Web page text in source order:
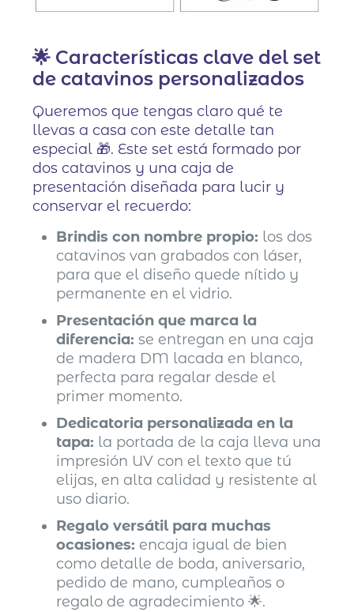
🌟 Características clave del set
de catavinos personalizados
Queremos que tengas claro qué te
llevas a casa con este detalle tan
especial 🎁. Este set está formado por
dos catavinos y una caja de
presentación diseñada para lucir y
conservar el recuerdo:
Brindis con nombre propio: los dos
catavinos van grabados con láser,
para que el diseño quede nítido y
permanente en el vidrio.
Presentación que marca la
diferencia: se entregan en una caja
de madera DM lacada en blanco,
perfecta para regalar desde el
primer momento.
Dedicatoria personalizada en la
tapa: la portada de la caja lleva una
impresión UV con el texto que tú
elijas, en alta calidad y resistente al
uso diario.
Regalo versátil para muchas
ocasiones: encaja igual de bien
como detalle de boda, aniversario,
pedido de mano, cumpleaños o
regalo de agradecimiento 🌟.